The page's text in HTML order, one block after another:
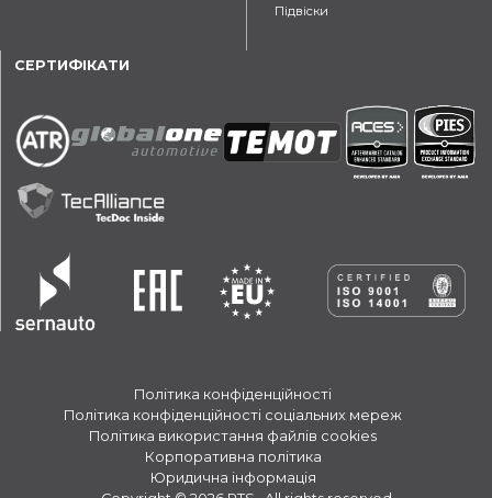
Підвіски
СЕРТИФІКАТИ
Політика конфіденційності
Політика конфіденційності соціальних мереж
Політика використання файлів cookies
Корпоративна політика
Юридична інформація